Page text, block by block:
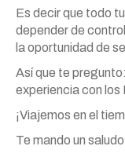
Es decir que todo
depender de
la oportunidad de
Así que te
experiencia con los
¡Viajemos en el
Te mando un